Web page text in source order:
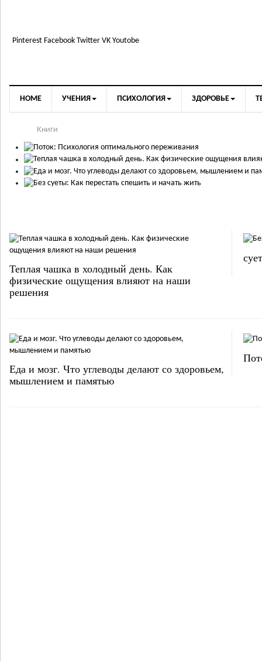
Pinterest Facebook Twitter VK Youtobe
HOME УЧЕНИЯ ПСИХОЛОГИЯ ЗДОРОВЬЕ
Книги
Теплая чашка в холодный день. Как
физические ощущения влияют на наши
решения
Еда и мозг. Что углеводы делают со здоровьем,
мышлением и памятью